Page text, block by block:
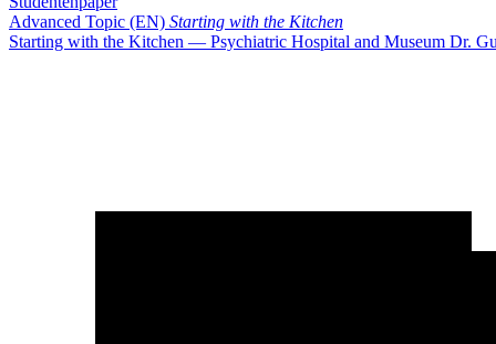
Advanced Topic (EN) Starting with the Kitchen
Starting with the Kitchen — Psychiatric Hospital and Museum Dr.